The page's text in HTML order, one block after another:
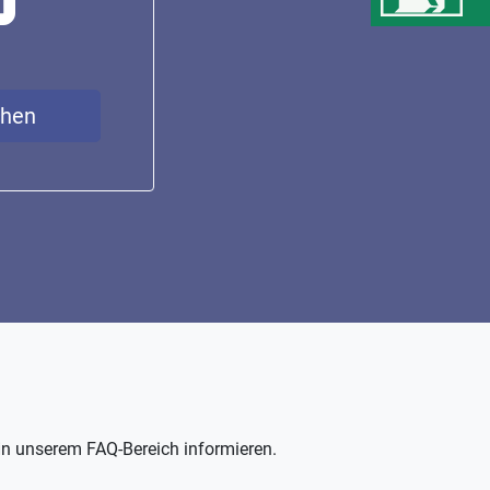
unserem FAQ-Bereich informieren.